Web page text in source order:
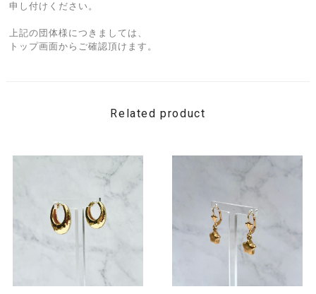
申し付けください。
上記の団体様につきましては、
トップ画面からご確認頂けます。
Related product